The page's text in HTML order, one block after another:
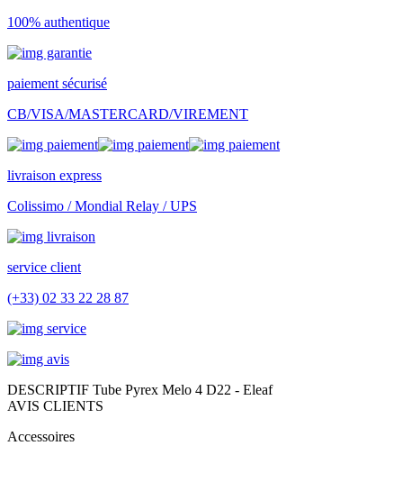
100% authentique
paiement sécurisé
CB/VISA/MASTERCARD/VIREMENT
livraison express
Colissimo / Mondial Relay / UPS
service client
(+33) 02 33 22 28 87
DESCRIPTIF Tube Pyrex Melo 4 D22 - Eleaf
AVIS CLIENTS
Accessoires